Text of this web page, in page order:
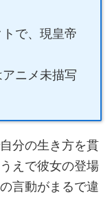
で、現皇帝
ニメ未描写
分の生き方を貫
えで彼女の登場
言動がまるで違